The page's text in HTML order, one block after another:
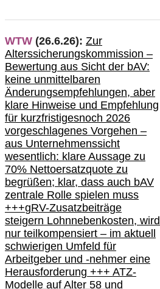
WTW (26.6.26): Zur
Alterssicherungskommission –
Bewertung aus Sicht der bAV:
keine unmittelbaren
Änderungsempfehlungen, aber
klare Hinweise und Empfehlung
für kurzfristigesnoch 2026
vorgeschlagenes Vorgehen –
aus Unternehmenssicht
wesentlich: klare Aussage zu
70% Nettoersatzquote zu
begrüßen; klar, dass auch bAV
zentrale Rolle spielen muss
+++gRV-Zusatzbeiträge
steigern Lohnnebenkosten, wird
nur teilkompensiert – im aktuell
schwierigen Umfeld für
Arbeitgeber und -nehmer eine
Herausforderung +++ ATZ-
Modelle auf Alter 58 und